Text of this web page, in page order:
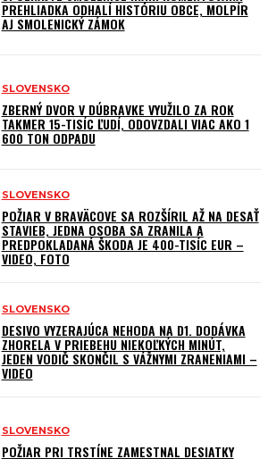
PREHLIADKA ODHALÍ HISTÓRIU OBCE, MOLPÍR
AJ SMOLENICKÝ ZÁMOK
SLOVENSKO
ZBERNÝ DVOR V DÚBRAVKE VYUŽILO ZA ROK
TAKMER 15-TISÍC ĽUDÍ, ODOVZDALI VIAC AKO 1
600 TON ODPADU
SLOVENSKO
POŽIAR V BRAVÄCOVE SA ROZŠÍRIL AŽ NA DESAŤ
STAVIEB, JEDNA OSOBA SA ZRANILA A
PREDPOKLADANÁ ŠKODA JE 400-TISÍC EUR –
VIDEO, FOTO
SLOVENSKO
DESIVO VYZERAJÚCA NEHODA NA D1. DODÁVKA
ZHORELA V PRIEBEHU NIEKOĽKÝCH MINÚT,
JEDEN VODIČ SKONČIL S VÁŽNYMI ZRANENIAMI –
VIDEO
SLOVENSKO
POŽIAR PRI TRSTÍNE ZAMESTNAL DESIATKY